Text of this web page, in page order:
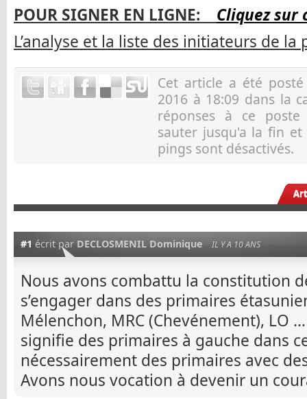
POUR SIGNER EN LIGNE:
Cliquez sur
L’analyse et la liste des initiateurs de
Cet article a été
2016 à 18:09 dans la
réponses à ce
sauter jusqu'a la fin et
pings sont désactivés.
#1 écrit par DECLOSMENIL Dominique IL Y A 10 ANS
Nous avons combattu la constitution
s’engager dans des primaires
Mélenchon, MRC (Chevénement), LO
signifie des primaires à gauche dans
nécessairement des primaires avec
Avons nous vocation à devenir un